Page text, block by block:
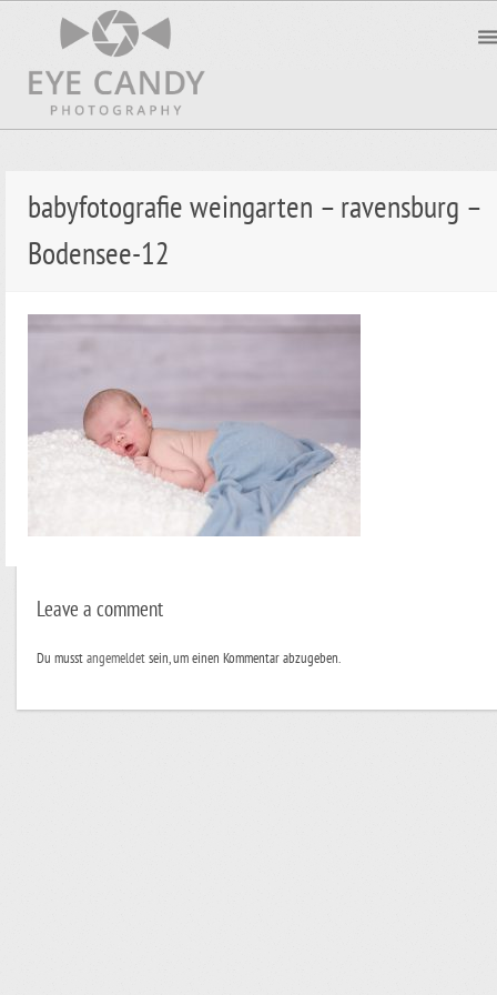
babyfotografie weingarten – ravensburg –
Bodensee-12
Leave a comment
Du musstangemeldetsein, um einen Kommentar abzugeben.